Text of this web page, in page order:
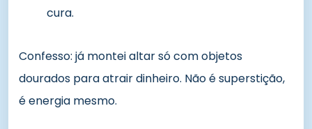
cura.
Confesso: já montei altar só com objetos
dourados para atrair dinheiro. Não é superstição,
é energia mesmo.